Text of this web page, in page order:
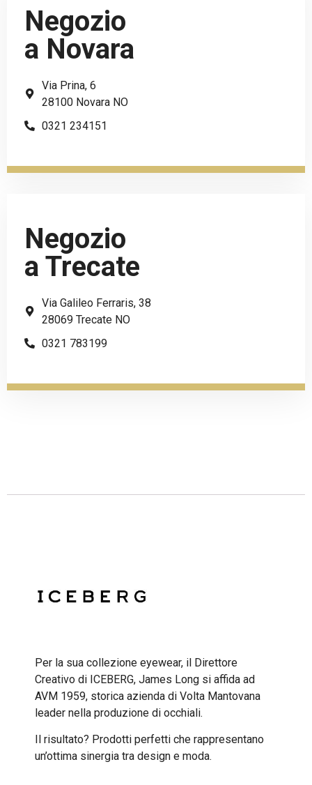
Negozio
a Novara
Via Prina, 6
28100 Novara NO
0321 234151
Negozio
a Trecate
Via Galileo Ferraris, 38
28069 Trecate NO
0321 783199
Per la sua collezione eyewear, il Direttore
Creativo di ICEBERG, James Long si affida ad
AVM 1959, storica azienda di Volta Mantovana
leader nella produzione di occhiali.
Il risultato? Prodotti perfetti che rappresentano
un’ottima sinergia tra design e moda.